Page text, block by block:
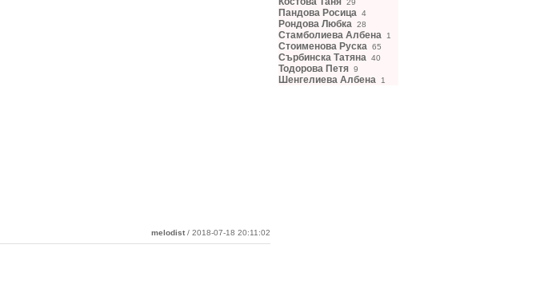
melodist / 2018-07-18 20:11:02
29
Пандова Росица 4
Рондова Любка 28
Стамболиева Албена 1
Стоименова Руска 65
Сърбинска Татяна 40
Тодорова Петя 9
Шенгелиева Албена 1